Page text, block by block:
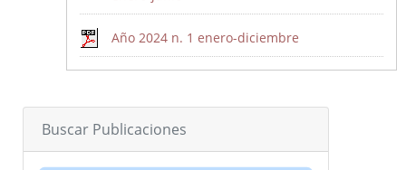
Catálogo del Centro de Estudios Extremeños
Seudónimos de autores extremeños
Año 2024 n. 1 enero-diciembre
Buscar Publicaciones